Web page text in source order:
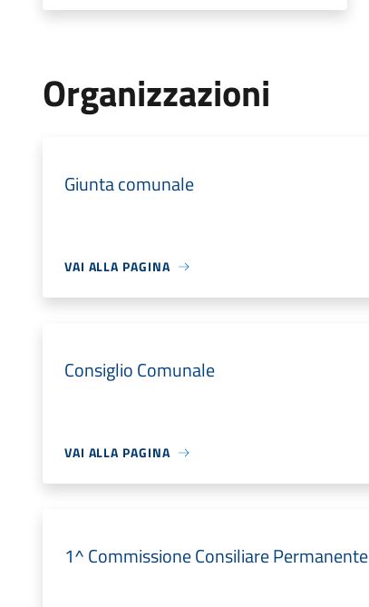
Organizzazioni
Giunta comunale
VAI ALLA PAGINA
Consiglio Comunale
VAI ALLA PAGINA
1^ Commissione Consiliare Permanente